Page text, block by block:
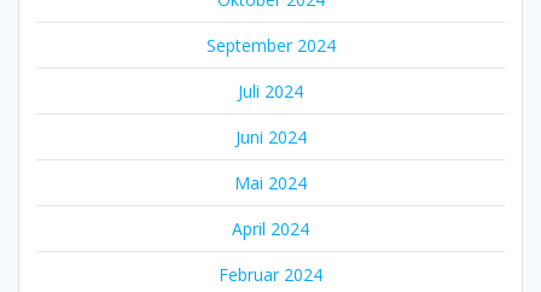
September 2024
Juli 2024
Juni 2024
Mai 2024
April 2024
Februar 2024